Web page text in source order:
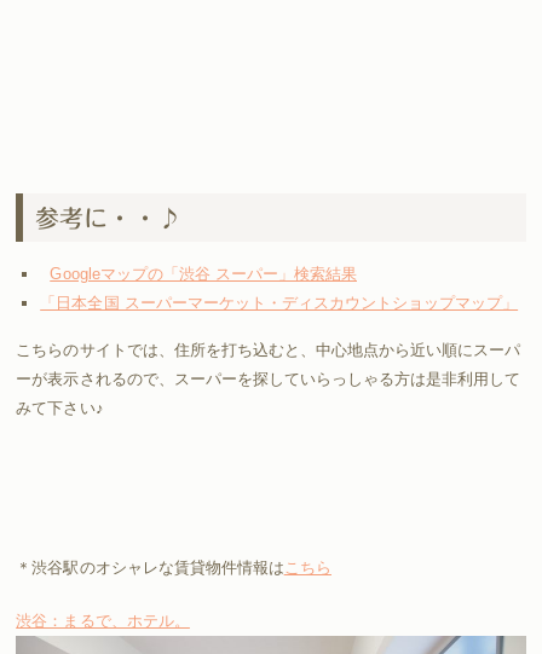
参考に・・♪
Googleマップの「渋谷 スーパー」検索結果
「日本全国 スーパーマーケット・ディスカウントショップマップ」
こちらのサイトでは、住所を打ち込むと、中心地点から近い順にスーパ
ーが表示されるので、スーパーを探していらっしゃる方は是非利用して
みて下さい♪
＊渋谷駅のオシャレな賃貸物件情報は こちら
渋谷：まるで、ホテル。